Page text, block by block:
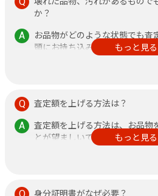
か？
お品物がどのような状態でも査
頭にお持ち込みください。
その他、不安なことがありまし
もっと見る
査定額を上げる方法は？
査定額を上げる方法は、お品物
とが望ましいです。
また、鑑定書がある方が査定額
もっと見る
身分証明書がなぜ必要？